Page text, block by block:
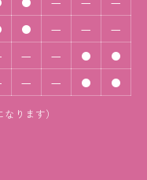
● ― ― ―
― ― ● ●
― ― ● ●
ります）